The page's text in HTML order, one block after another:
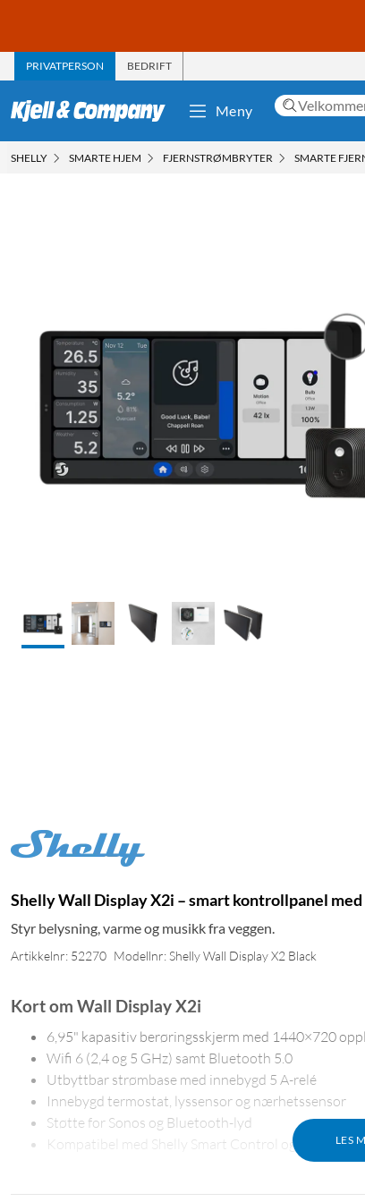
PRIVATPERSON BEDRIFT
Meny
SHELLY SMARTE HJEM FJERNSTRØMBRYTER SMARTE
Shelly Wall Display X2i – smart kontrollpanel
Styr belysning, varme og musikk fra veggen.
Artikkelnr: 52270 Modellnr: Shelly Wall Display X2 Black
LES
Kort om Wall Display X2i
6,95" kapasitiv berøringsskjerm med 1440×720
Wifi 6 (2,4 og 5 GHz) samt Bluetooth 5.0
Utbyttbar strømbase med innebygd 5 A-relé
Innebygd termostat, lyssensor og nærhetssensor
Støtte for Sonos og Bluetooth-lyd
Kompatibel med Shelly Smart Control og Home